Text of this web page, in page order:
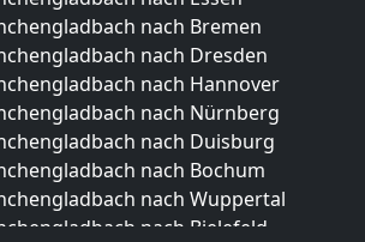
nach Bremen
nach Dresden
nach Hannover
nach Nürnberg
nach Duisburg
nach Bochum
nach Wuppertal
nach Bielefeld